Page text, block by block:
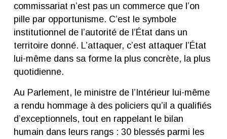
commissariat n’est pas un commerce que l’on
pille par opportunisme. C’est le symbole
institutionnel de l’autorité de l’État dans un
territoire donné. L’attaquer, c’est attaquer l’État
lui-même dans sa forme la plus concrète, la plus
quotidienne.
Au Parlement, le ministre de l’Intérieur lui-même
a rendu hommage à des policiers qu’il a qualifiés
d’exceptionnels, tout en rappelant le bilan
humain dans leurs rangs : 30 blessés parmi les